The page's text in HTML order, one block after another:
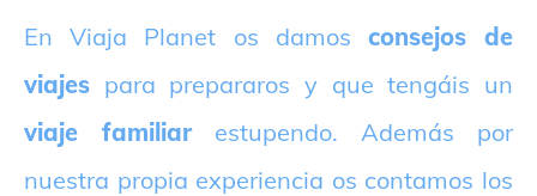
En Viaja Planet os damos consejos de
viajes para prepararos y que tengáis un
viaje familiarestupendo. Además por
nuestra propia experiencia os contamos los